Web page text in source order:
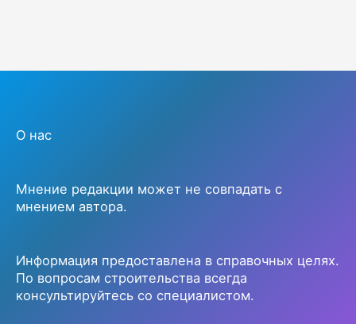
О нас
Мнение редакции может не совпадать с
мнением автора.
Информация предоставлена в справочных целях.
По вопросам строительства всегда
консультируйтесь со специалистом.